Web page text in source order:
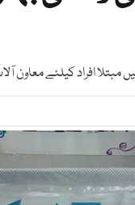
افراد کیلئے معاون